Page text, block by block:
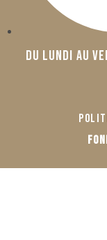
Du lundi au